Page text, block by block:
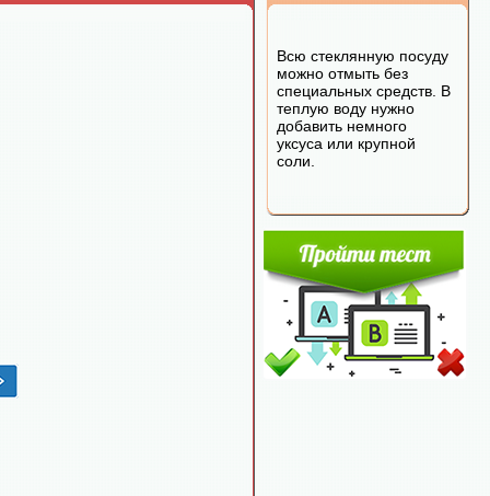
Всю стеклянную посуду
можно отмыть без
специальных средств. В
теплую воду нужно
добавить немного
уксуса или крупной
соли.